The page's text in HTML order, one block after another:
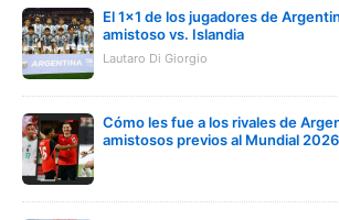
El 1x1 de los jugadores de
amistoso vs. Islandia
Lautaro Di Giorgio
Cómo les fue a los rivales de
amistosos previos al Mundial 2026